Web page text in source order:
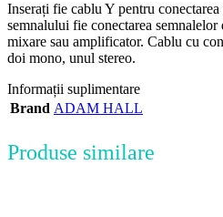
Inserați fie cablu Y pentru
semnalului fie conectarea
mixare sau amplificator. Cablu cu
doi mono, unul stereo.
Informații suplimentare
Brand ADAM HALL
Produse similare